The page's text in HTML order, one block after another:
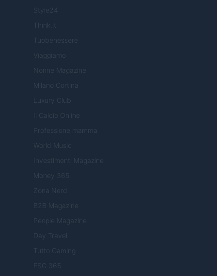
Style24
Think.it
Tuobenessere
Viaggiamo
Nonne Magazine
Milano Cortina
Luxury Club
Il Calcio Online
Professione mamma
World Music
Investimenti Magazine
Money 365
Zona Nerd
B2B Magazine
People Magazine
Day Travel
Tutto Gaming
ESG 365